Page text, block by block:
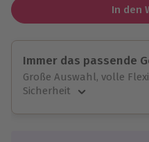
In den
Immer das passende
Große Auswahl, volle
Sicherheit